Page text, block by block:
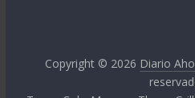
Copyright © 2026 Diario